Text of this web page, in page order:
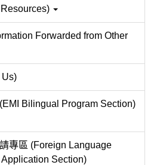
Forwarded from Other
Us)
Bilingual Program Section)
專區 (Foreign Language
Section)